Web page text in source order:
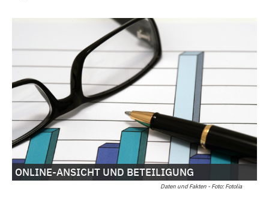
Daten und Fakten - Foto: Fotolia
ONLINE-ANSICHT UND BETEILIGUNG